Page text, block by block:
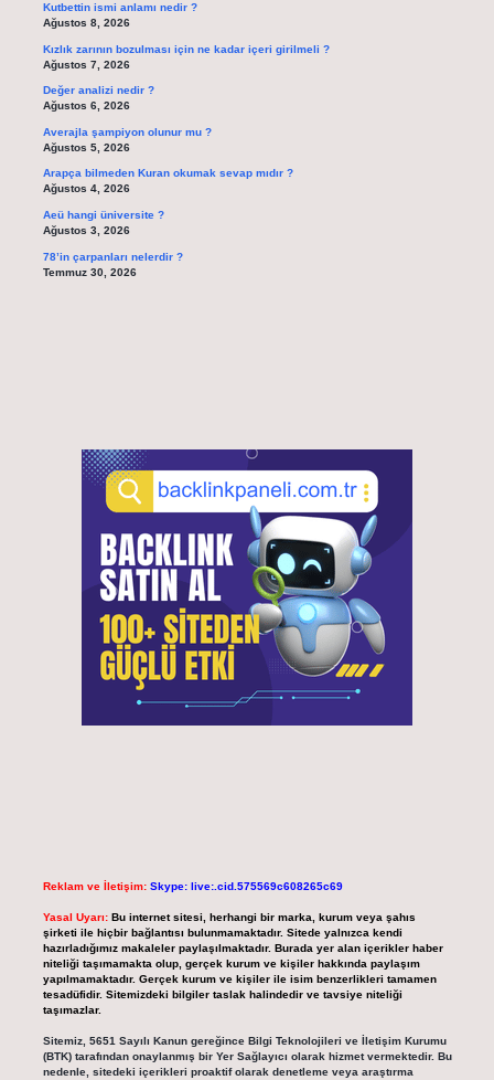
Kutbettin ismi anlamı nedir ?
Ağustos 8, 2026
Kızlık zarının bozulması için ne kadar içeri girilmeli ?
Ağustos 7, 2026
Değer analizi nedir ?
Ağustos 6, 2026
Averajla şampiyon olunur mu ?
Ağustos 5, 2026
Arapça bilmeden Kuran okumak sevap mıdır ?
Ağustos 4, 2026
Aeü hangi üniversite ?
Ağustos 3, 2026
78’in çarpanları nelerdir ?
Temmuz 30, 2026
Reklam ve İletişim: Skype: live:.cid.575569c608265c69
Yasal Uyarı: Bu internet sitesi, herhangi bir marka, kurum veya şahıs
şirketi ile hiçbir bağlantısı bulunmamaktadır. Sitede yalnızca kendi
hazırladığımız makaleler paylaşılmaktadır. Burada yer alan içerikler haber
niteliği taşımamakta olup, gerçek kurum ve kişiler hakkında paylaşım
yapılmamaktadır. Gerçek kurum ve kişiler ile isim benzerlikleri tamamen
tesadüfidir. Sitemizdeki bilgiler taslak halindedir ve tavsiye niteliği
taşımazlar.
Sitemiz, 5651 Sayılı Kanun gereğince Bilgi Teknolojileri ve İletişim Kurumu
(BTK) tarafından onaylanmış bir Yer Sağlayıcı olarak hizmet vermektedir. Bu
nedenle, sitedeki içerikleri proaktif olarak denetleme veya araştırma